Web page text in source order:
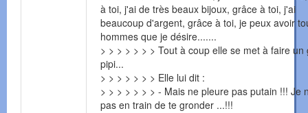
à toi, j'ai de très beaux bijoux, grâce à toi, j'ai
beaucoup d'argent, grâce à toi, je peux avoir
hommes que je désire.......
> > > > > > > Tout à coup elle se met à faire un
pipi...
> > > > > > > Elle lui dit :
> > > > > > > - Mais ne pleure pas putain !!! Je
pas en train de te gronder ...!!!